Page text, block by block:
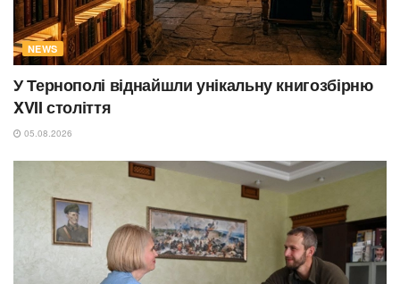
NEWS
У Тернополі віднайшли унікальну книгозбірню
XVII століття
05.08.2026